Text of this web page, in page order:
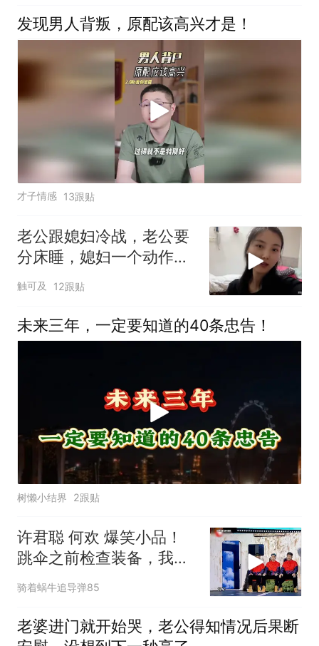
发现男人背叛，原配该高兴才是！
才子情感 13跟贴
老公跟媳妇冷战，老公要
分床睡，媳妇一个动作，
老公就乖乖服软
触可及 12跟贴
未来三年，一定要知道的40条忠告！
树懒小结界 2跟贴
许君聪 何欢 爆笑小品！
跳伞之前检查装备，我说
的是降落伞
骑着蜗牛追导弹85
老婆进门就开始哭，老公得知情况后果断